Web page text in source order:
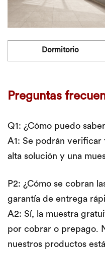
Dormitorio
Preguntas
Q1: ¿Cómo puedo
A1: Se podrán verificar
alta solución y una
P2: ¿Cómo se cobran
garantía de entrega
A2: Sí, la muestra
por cobrar o prepago.
nuestros productos